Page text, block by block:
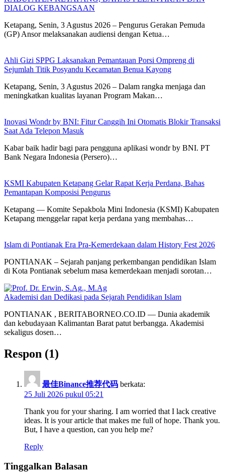
DIALOG KEBANGSAAN
Ketapang, Senin, 3 Agustus 2026 – Pengurus Gerakan Pemuda
(GP) Ansor melaksanakan audiensi dengan Ketua…
Ahli Gizi SPPG Laksanakan Pemantauan Porsi Ompreng di
Sejumlah Titik Posyandu Kecamatan Benua Kayong
Ketapang, Senin, 3 Agustus 2026 – Dalam rangka menjaga dan
meningkatkan kualitas layanan Program Makan…
Inovasi Wondr by BNI: Fitur Canggih Ini Otomatis Blokir Transaksi
Saat Ada Telepon Masuk
Kabar baik hadir bagi para pengguna aplikasi wondr by BNI. PT
Bank Negara Indonesia (Persero)…
KSMI Kabupaten Ketapang Gelar Rapat Kerja Perdana, Bahas
Pemantapan Komposisi Pengurus
Ketapang — Komite Sepakbola Mini Indonesia (KSMI) Kabupaten
Ketapang menggelar rapat kerja perdana yang membahas…
Islam di Pontianak Era Pra-Kemerdekaan dalam History Fest 2026
PONTIANAK – Sejarah panjang perkembangan pendidikan Islam
di Kota Pontianak sebelum masa kemerdekaan menjadi sorotan…
Akademisi dan Dedikasi pada Sejarah Pendidikan Islam
PONTIANAK , BERITABORNEO.CO.ID — Dunia akademik
dan kebudayaan Kalimantan Barat patut berbangga. Akademisi
sekaligus dosen…
Respon (1)
最佳Binance推荐代码 berkata:
25 Juli 2026 pukul 05:21
Thank you for your sharing. I am worried that I lack creative
ideas. It is your article that makes me full of hope. Thank you.
But, I have a question, can you help me?
Reply
Tinggalkan Balasan